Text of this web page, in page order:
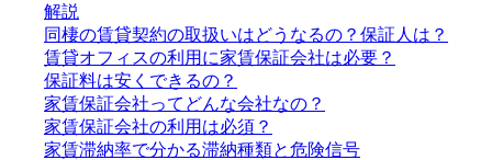
解説
同棲の賃貸契約の取扱いはどうなるの？保証人は？
賃貸オフィスの利用に家賃保証会社は必要？
保証料は安くできるの？
家賃保証会社ってどんな会社なの？
家賃保証会社の利用は必須？
家賃滞納率で分かる滞納種類と危険信号